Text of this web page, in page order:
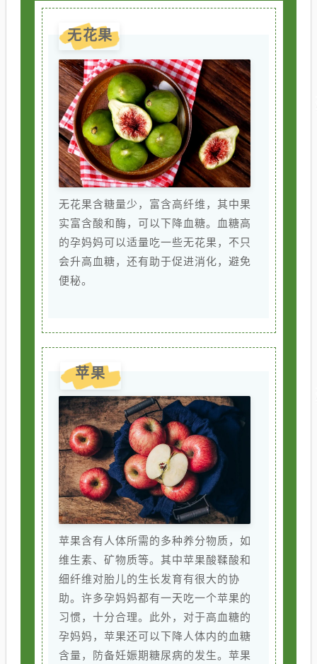
无花果
无花果含糖量少，富含高纤维，其中果
实富含酸和酶，可以下降血糖。血糖高
的孕妈妈可以适量吃一些无花果，不只
会升高血糖，还有助于促进消化，避免
便秘。
苹果
苹果含有人体所需的多种养分物质，如
维生素、矿物质等。其中苹果酸鞣酸和
细纤维对胎儿的生长发育有很大的协
助。许多孕妈妈都有一天吃一个苹果的
习惯，十分合理。此外，对于高血糖的
孕妈妈，苹果还可以下降人体内的血糖
含量，防备妊娠期糖尿病的发生。苹果